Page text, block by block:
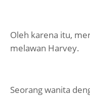
Oleh karena itu,
melawan Harvey.
Seorang wanita